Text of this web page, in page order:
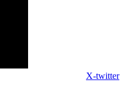
X-twitter